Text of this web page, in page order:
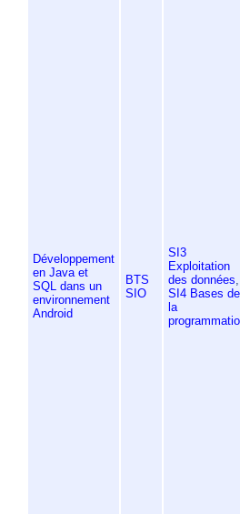
Développement
en Java et
SQL dans un
environnement
Android
BTS
SIO
SI3
Exploitation
des données
SI4 Bases de
la